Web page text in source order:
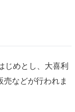
めとし、大喜利
などが行われま